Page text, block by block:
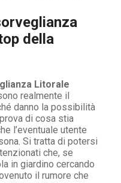
della
Litorale
realmente il
danno la possibilità
di cosa stia
l’eventuale utente
Si tratta di potersi
che, se
in giardino cercando
il rumore che